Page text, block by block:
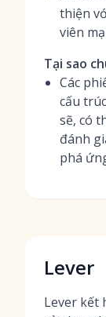
thiện
viên
Tại sao
Các
cấu
sẽ, có
đánh
phá
Lever
Lever kết